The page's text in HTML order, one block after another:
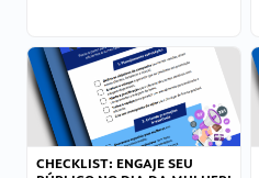
CHECKLIST: ENGAJE SEU